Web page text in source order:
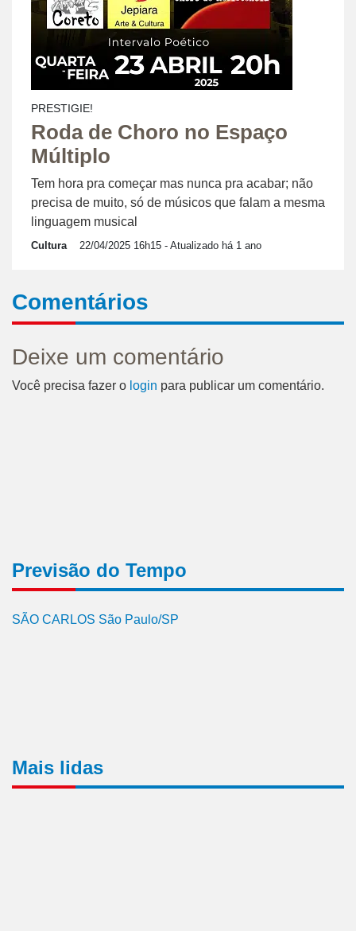
PRESTIGIE!
Roda de Choro no Espaço
Múltiplo
Tem hora pra começar mas nunca pra acabar; não
precisa de muito, só de músicos que falam a mesma
linguagem musical
Cultura 22/04/2025 16h15 - Atualizado há 1 ano
Comentários
Deixe um comentário
Você precisa fazer o login para publicar um comentário.
Previsão do Tempo
SÃO CARLOS São Paulo/SP
Mais lidas